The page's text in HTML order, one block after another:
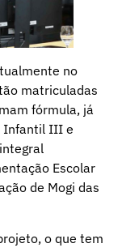
no
matriculadas
fórmula, já
Infantil III e
Escolar
de Mogi das
o que tem